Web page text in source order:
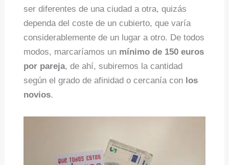
ser diferentes de una ciudad a otra, quizás
dependa del coste de un cubierto, que varía
considerablemente de un lugar a otro. De todos
modos, marcaríamos un mínimo de 150 euros
por pareja, de ahí, subiremos la cantidad
según el grado de afinidad o cercanía con los
novios.